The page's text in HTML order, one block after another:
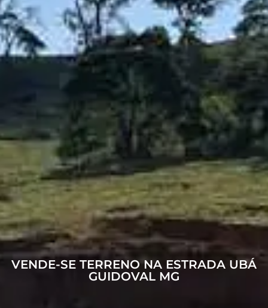
VENDE-SE TERRENO NA ESTRADA UBÁ
GUIDOVAL MG